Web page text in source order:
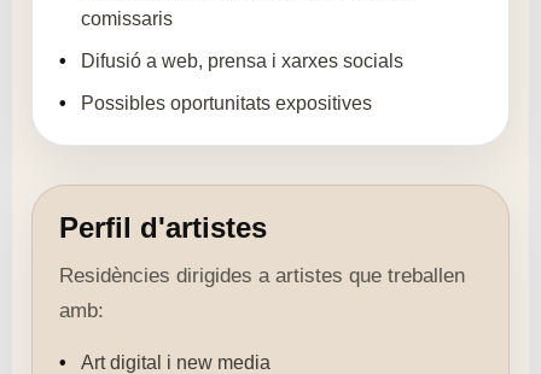
comissaris
Difusió a web, prensa i xarxes socials
Possibles oportunitats expositives
Perfil d'artistes
Residències dirigides a artistes que treballen
amb:
Art digital i new media